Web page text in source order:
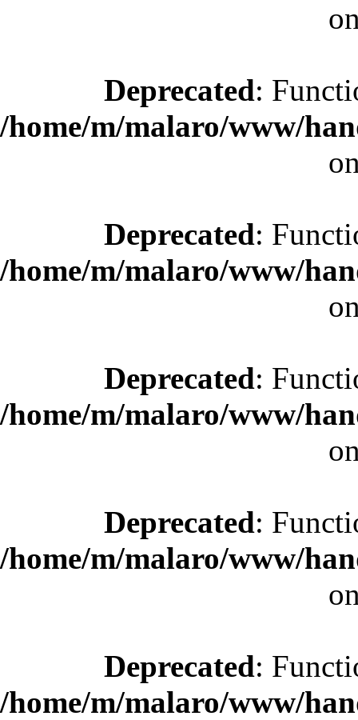
Deprecated:
/home/m/malaro/www/
Deprecated:
/home/m/malaro/www/
Deprecated:
/home/m/malaro/www/
Deprecated:
/home/m/malaro/www/
Deprecated:
/home/m/malaro/www/